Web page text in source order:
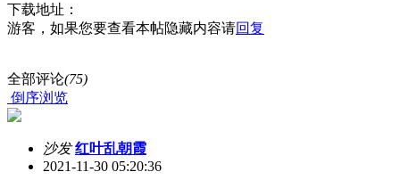
下载地址：
游客，如果您要查看本帖隐藏内容请回复
全部评论(75)
倒序浏览
沙发 红叶乱朝霞
2021-11-30 05:20:36